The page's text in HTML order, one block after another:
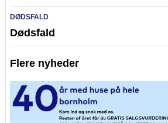
DØDSFALD
Dødsfald
Flere nyheder